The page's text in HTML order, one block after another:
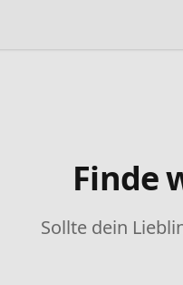
Finde
Sollte dein